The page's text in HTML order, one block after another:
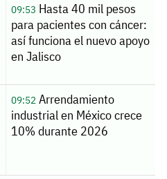
09:53 Hasta 40 mil pesos
para pacientes con cáncer:
así funciona el nuevo apoyo
en Jalisco
09:52Arrendamiento
industrial en México crece
10% durante 2026